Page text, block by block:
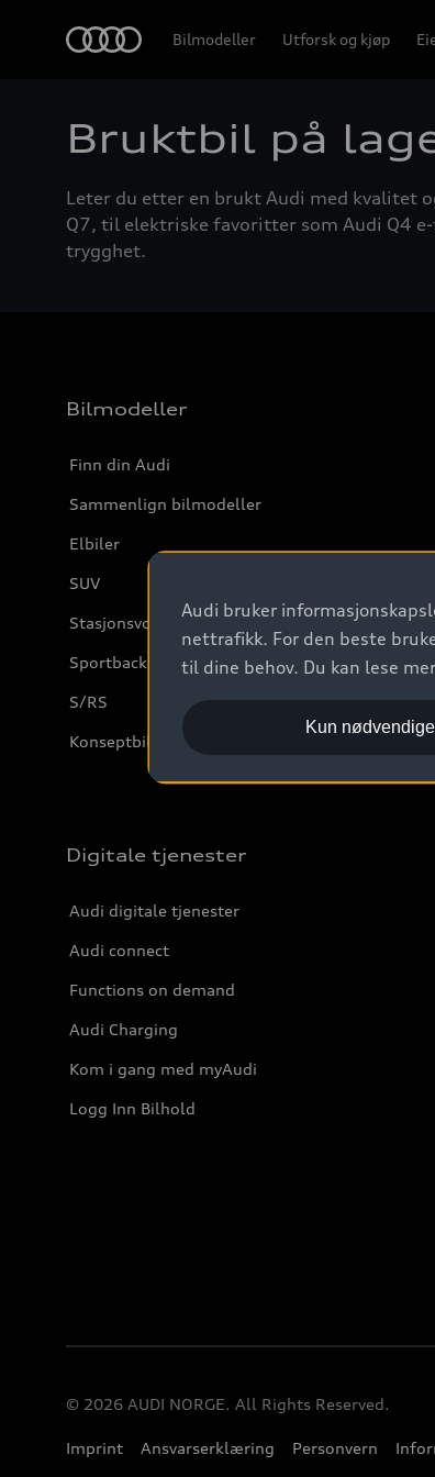
Bilmodeller Utforsk og kjøp
Bruktbil på
Leter du etter en brukt Audi med kvalitet
Q7, til elektriske favoritter som Audi Q4
trygghet.
Bilmodeller
Finn din Audi
Sammenlign bilmodeller
Elbiler
SUV
Stasjonsvogn
Sportback
S/RS
Konseptbiler og prototyper
Digitale tjenester
Audi digitale tjenester
Audi connect
Functions on demand
Audi Charging
Kom i gang med myAudi
Logg Inn Bilhold
© 2026 AUDI NORGE. All Rights Reserved.
Imprint Ansvarserklæring Personvern
Audi bruker
nettrafikk. For den beste
til dine behov. Du kan lese
Kun nødvendige